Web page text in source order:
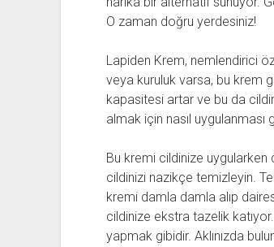
O zaman doğru yerdesiniz!
Lapiden Krem, nemlendirici
veya kuruluk varsa, bu krem
kapasitesi artar ve bu da
almak için nasıl
Bu kremi cildinize
cildinizi nazikçe temizleyin.
kremi damla damla alıp
cildinize ekstra tazelik
yapmak gibidir. Aklınızda